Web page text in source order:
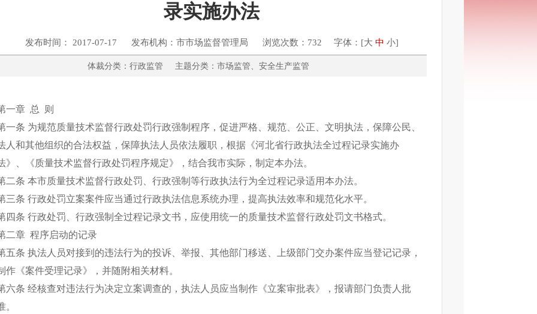
录实施办法
发布时间： 2017-07-17 发布机构：市市场监督管理局 浏览次数：732 字体：[大 中 小]
体裁分类：行政监管 主题分类：市场监管、安全生产监管
一章 总 则
一条 为规范质量技术监督行政处罚行政强制程序，促进严格、规范、公正、文明执法，保障公民、
人和其他组织的合法权益，保障执法人员依法履职，根据《河北省行政执法全过程记录实施办
》、《质量技术监督行政处罚程序规定》，结合我市实际，制定本办法。
二条 本市质量技术监督行政处罚、行政强制等行政执法行为全过程记录适用本办法。
三条 行政处罚立案案件应当通过行政执法信息系统办理，提高执法效率和规范化水平。
四条 行政处罚、行政强制全过程记录文书，应使用统一的质量技术监督行政处罚文书格式。
二章 程序启动的记录
五条 执法人员对接到的违法行为的投诉、举报、其他部门移送、上级部门交办案件应当登记记录，
作《案件受理记录》，并随附相关材料。
六条 经核查对违法行为决定立案调查的，执法人员应当制作《立案审批表》，报请部门负责人批
。